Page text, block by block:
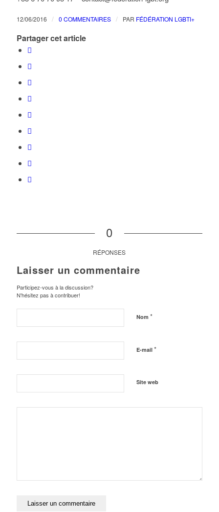
12/06/2016 / 0 COMMENTAIRES / PAR FÉDÉRATION LGBTI+
Partager cet article
0
RÉPONSES
Laisser un commentaire
Participez-vous à la discussion?
N'hésitez pas à contribuer!
Nom *
E-mail *
Site web